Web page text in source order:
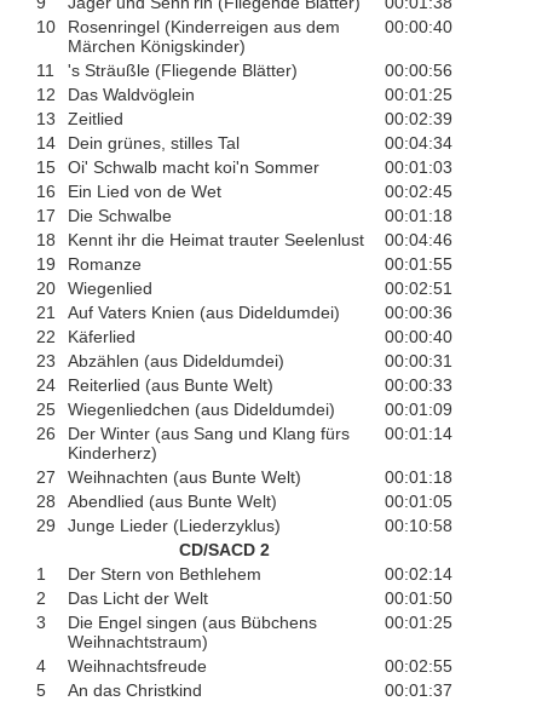
10
Rosenringel (Kinderreigen aus dem
Märchen Königskinder)
00:00:40
11 's Sträußle (Fliegende Blätter)
00:00:56
12
Das Waldvöglein
00:01:25
13
Zeitlied
00:02:39
14
Dein grünes, stilles Tal
00:04:34
15
Oi' Schwalb macht koi'n Sommer
00:01:03
16
Ein Lied von de Wet
00:02:45
17
Die Schwalbe
00:01:18
18
Kennt ihr die Heimat trauter Seelenlust
00:04:46
19
Romanze
00:01:55
20
Wiegenlied
00:02:51
21
Auf Vaters Knien (aus Dideldumdei)
00:00:36
22
Käferlied
00:00:40
23
Abzählen (aus Dideldumdei)
00:00:31
24
Reiterlied (aus Bunte Welt)
00:00:33
25
Wiegenliedchen (aus Dideldumdei)
00:01:09
26
Der Winter (aus Sang und Klang fürs
Kinderherz)
00:01:14
27 Weihnachten (aus Bunte Welt)
00:01:18
28
Abendlied (aus Bunte Welt)
00:01:05
29
Junge Lieder (Liederzyklus)
00:10:58
CD/SACD 2
1
Der Stern von Bethlehem
00:02:14
2
Das Licht der Welt
00:01:50
3
Die Engel singen (aus Bübchens
Weihnachtstraum)
00:01:25
4 Weihnachtsfreude
00:02:55
5
An das Christkind
00:01:37